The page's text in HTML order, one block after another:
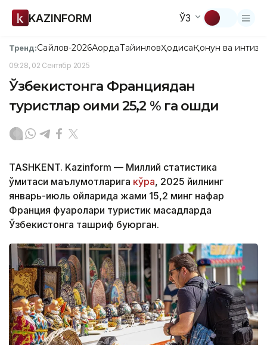
KAZINFORM ЎЗ
Тренд:Сайлов-2026АқордаТайинловҲодисаҚонун ва
09:28, 02 Сентябр 2025
Ўзбекистонга Франциядан
туристлар оқими 25,2 % га ошди
TASHKENT. Kazinform — Миллий статистика
қўмитаси маълумотларига кўра, 2025 йилнинг
январь-июль ойларида жами 15,2 минг нафар
Франция фуқаролари туристик мақсадларда
Ўзбекистонга ташриф буюрган.